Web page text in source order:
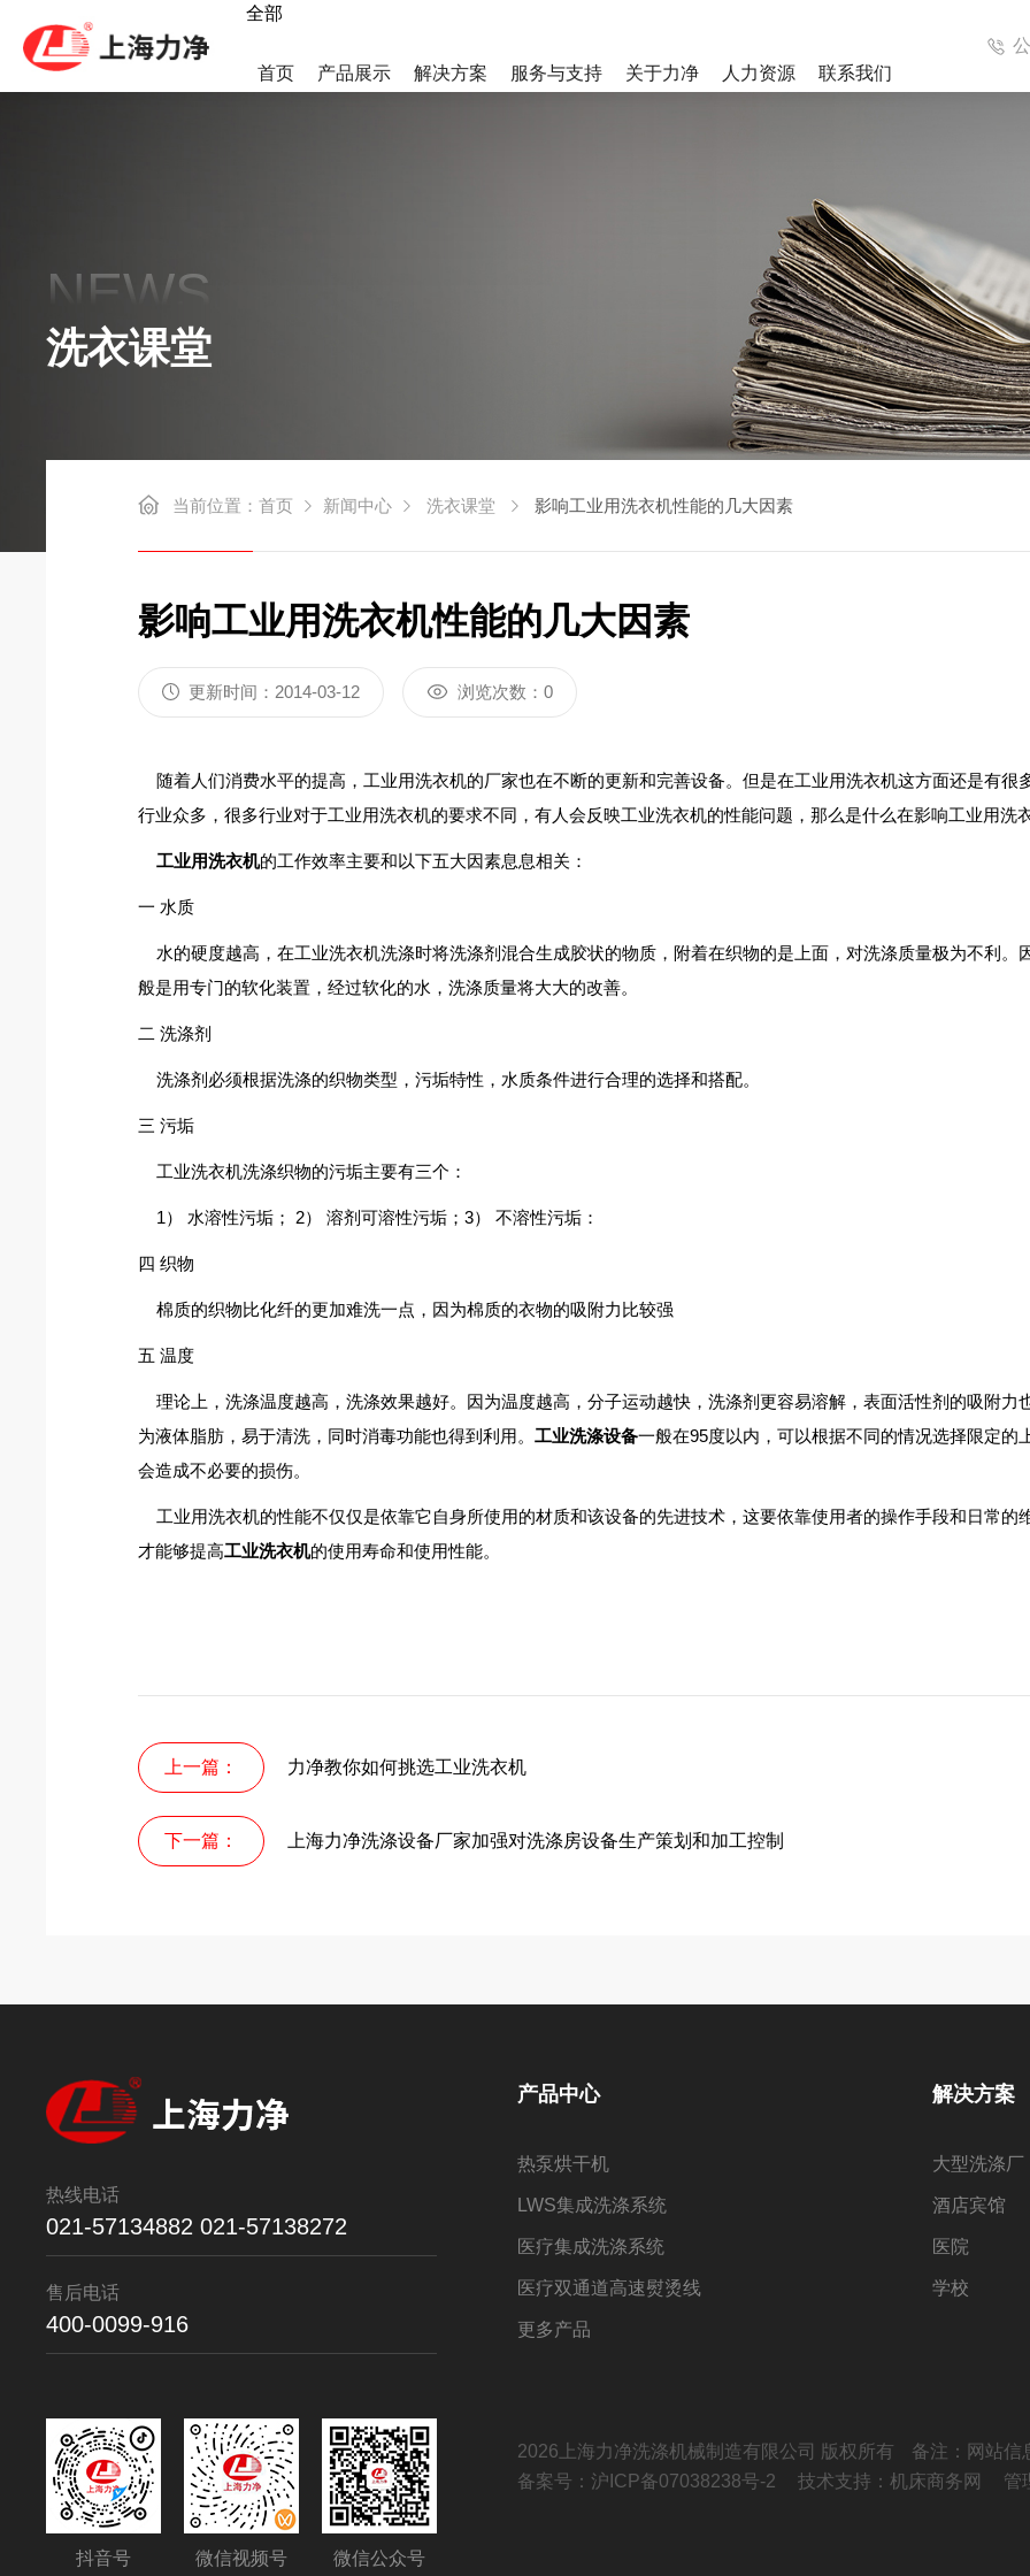
全部
首页 产品展示
医疗集成洗涤系统
高速后整理系列 工业洗衣机系列
辅助设备
解决方案
解决方案
案例视频
服务与支持 关于力净 人力资源 联系我们
NEWS
洗衣课堂
当前位置：首页 新闻中心 洗衣课堂 影响工业用洗衣机性能的几大因素
影响工业用洗衣机性能的几大因素
更新时间：2014-03-12 浏览次数：0
随着人们消费水平的提高，工业用洗衣机的厂家也在不断的更新和完善设备。但是在工业用洗衣机这方面还是有很
行业众多，很多行业对于工业用洗衣机的要求不同，有人会反映工业洗衣机的性能问题，那么是什么在影响工业用洗
工业用洗衣机的工作效率主要和以下五大因素息息相关：
一 水质
水的硬度越高，在工业洗衣机洗涤时将洗涤剂混合生成胶状的物质，附着在织物的是上面，对洗涤质量极为不利。
般是用专门的软化装置，经过软化的水，洗涤质量将大大的改善。
二 洗涤剂
洗涤剂必须根据洗涤的织物类型，污垢特性，水质条件进行合理的选择和搭配。
三 污垢
工业洗衣机洗涤织物的污垢主要有三个：
1） 水溶性污垢； 2） 溶剂可溶性污垢；3） 不溶性污垢：
四 织物
棉质的织物比化纤的更加难洗一点，因为棉质的衣物的吸附力比较强
五 温度
理论上，洗涤温度越高，洗涤效果越好。因为温度越高，分子运动越快，洗涤剂更容易溶解，表面活性剂的吸附力
为液体脂肪，易于清洗，同时消毒功能也得到利用。工业洗涤设备一般在95度以内，可以根据不同的情况选择限定
会造成不必要的损伤。
工业用洗衣机的性能不仅仅是依靠它自身所使用的材质和该设备的先进技术，这要依靠使用者的操作手段和日常的
才能够提高工业洗衣机的使用寿命和使用性能。
上一篇： 力净教你如何挑选工业洗衣机
下一篇： 上海力净洗涤设备厂家加强对洗涤房设备生产策划和加工控制
热线电话
021-57134882 021-57138272
售后电话
400-0099-916
抖音号 微信视频号 微信公众号
产品中心
热泵烘干机
LWS集成洗涤系统
医疗集成洗涤系统
医疗双通道高速熨烫线
更多产品
解决方案
大型洗涤厂
酒店​宾馆
医院
学校
2026上海力净洗涤机械制造有限公司 版权所有
备注：网站信
备案号：沪ICP备07038238号-2
技术支持：机床商务网 管